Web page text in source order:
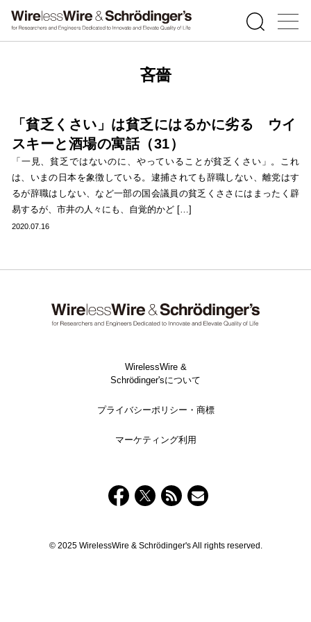
吝嗇
「貧乏くさい」は貧乏にはるかに劣る ウイ
スキーと酒場の寓話（31）
「一見、貧乏ではないのに、やっていることが貧乏くさい」。これ
は、いまの日本を象徴している。逮捕されても辞職しない、離党はす
るが辞職はしない、など一部の国会議員の貧乏くささにはまったく辟
易するが、市井の人々にも、自覚的かど […]
2020.07.16
WirelessWire &
Schrödinger'sについて
プライバシーポリシー・商標
マーケティング利用
© 2025 WirelessWire & Schrödinger's All rights reserved.